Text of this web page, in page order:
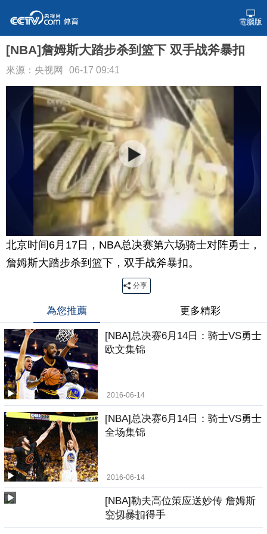
電腦版
[NBA]詹姆斯大踏步杀到篮下 双手战斧暴扣
來源：央视网 06-17 09:41
北京时间6月17日，NBA总决赛第六场骑士对阵勇士，
詹姆斯大踏步杀到篮下，双手战斧暴扣。
分享
為您推薦 更多精彩
[NBA]总决赛6月14日：骑士VS勇士
欧文集锦
2016-06-14
[NBA]总决赛6月14日：骑士VS勇士
全场集锦
2016-06-14
[NBA]勒夫高位策应送妙传 詹姆斯
空切暴扣得手
2016-06-14